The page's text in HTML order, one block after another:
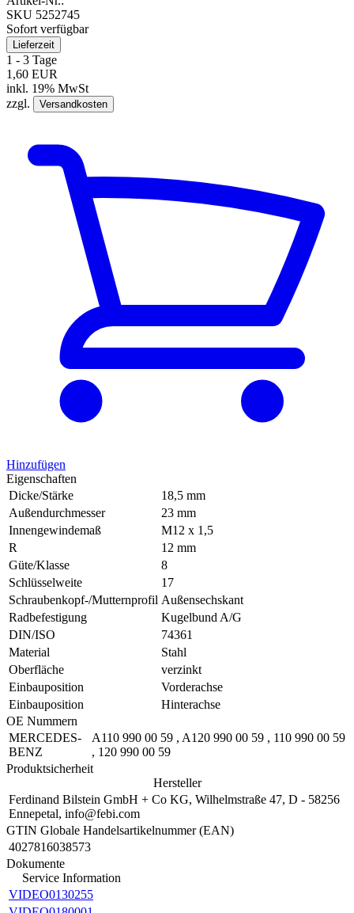
SKU 5252745
Sofort verfügbar
Lieferzeit
1 - 3 Tage
1,60 EUR
inkl. 19% MwSt
zzgl.
Versandkosten
Hinzufügen
Eigenschaften
Dicke/Stärke
18,5 mm
Außendurchmesser
23 mm
Innengewindemaß
M12 x 1,5
R
12 mm
Güte/Klasse
8
Schlüsselweite
17
Schraubenkopf-/Mutternprofil Außensechskant
Radbefestigung
Kugelbund A/G
DIN/ISO
74361
Material
Stahl
Oberfläche
verzinkt
Einbauposition
Vorderachse
Einbauposition
Hinterachse
OE Nummern
MERCEDES-
BENZ
A110 990 00 59 , A120 990 00 59 , 110 990 00 59
, 120 990 00 59
Produktsicherheit
Hersteller
Ferdinand Bilstein GmbH + Co KG, Wilhelmstraße 47, D - 58256
Ennepetal, info@febi.com
GTIN Globale Handelsartikelnummer (EAN)
4027816038573
Dokumente
Service Information
VIDEO0130255